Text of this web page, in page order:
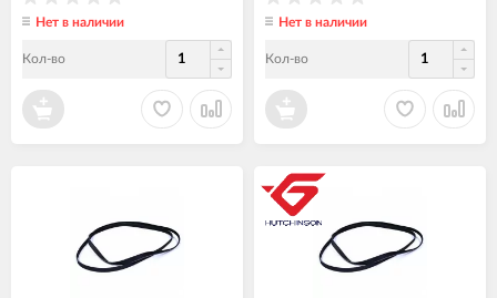
Нет в наличии
Кол-во
Нет в наличии
Кол-во